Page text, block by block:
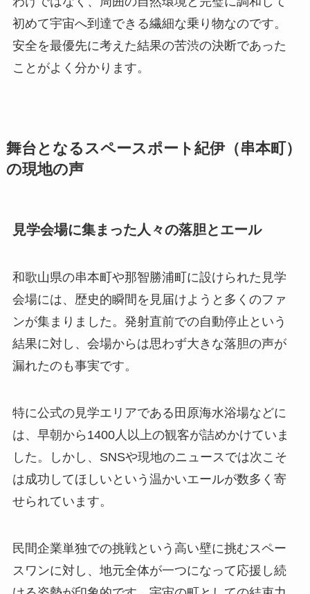
初めて宇宙へ到達できる繊細な乗り物なのです。
安全を最優先に考えた結果の苦渋の決断であった
ことがよく分かります。
舞台となるスペースポート紀伊（串本町）
の現地の声
見学会場に集まった人々の落胆とエール
和歌山県の串本町や那智勝浦町に設けられた見学
会場には、歴史的瞬間を見届けようと多くのファ
ンが集まりました。発射直前での自動停止という
結果に対し、会場からは思わず大きな落胆の声が
漏れたのも事実です。
特に公式の見学エリアである田原海水浴場などに
は、早朝から1400人以上の観客が詰めかけていま
した。しかし、SNSや現地のニュースでは次こそ
は成功してほしいという温かいエールが数多く寄
せられています。
民間企業単独での挑戦という高い壁に挑むスペー
スワンに対し、地元全体が一つになって応援し続